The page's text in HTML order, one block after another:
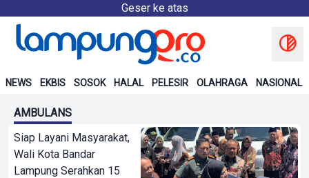
Geser ke atas
NEWS EKBIS SOSOK HALAL PELESIR OLAHRAGA NASIONAL
AMBULANS
Siap Layani Masyarakat,
Wali Kota Bandar
Lampung Serahkan 15